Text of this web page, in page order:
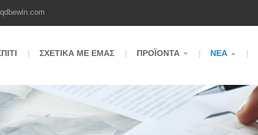
ΣΧΕΤΙΚΆ ΜΕ ΕΜΆΣ ΠΡΟΪΌΝΤΑ ΝΈΑ